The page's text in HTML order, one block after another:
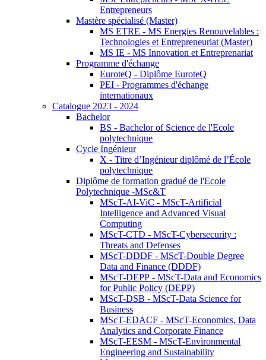
Entrepreneurs
Mastère spécialisé (Master)
MS ETRE - MS Energies Renouvelables :
Technologies et Entrepreneuriat (Master)
MS IE - MS Innovation et Entreprenariat
Programme d'échange
EuroteQ - Diplôme EuroteQ
PEI - Programmes d'échange
internationaux
Catalogue 2023 - 2024
Bachelor
BS - Bachelor of Science de l'Ecole
polytechnique
Cycle Ingénieur
X - Titre d’Ingénieur diplômé de l’École
polytechnique
Diplôme de formation gradué de l'Ecole
Polytechnique -MSc&T
MScT-AI-ViC - MScT-Artificial
Intelligence and Advanced Visual
Computing
MScT-CTD - MScT-Cybersecurity :
Threats and Defenses
MScT-DDDF - MScT-Double Degree
Data and Finance (DDDF)
MScT-DEPP - MScT-Data and Economics
for Public Policy (DEPP)
MScT-DSB - MScT-Data Science for
Business
MScT-EDACF - MScT-Economics, Data
Analytics and Corporate Finance
MScT-EESM - MScT-Environmental
Engineering and Sustainability